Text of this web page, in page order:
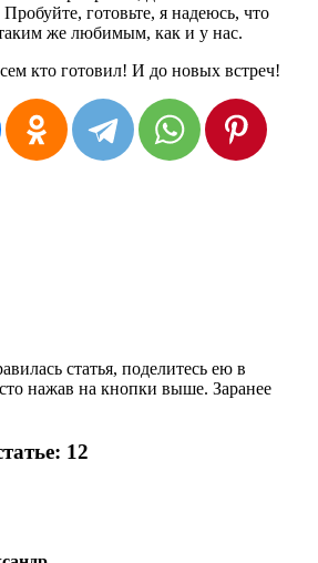
готовьте, я надеюсь, что
же любимым, как и у нас.
кто готовил! И до новых встреч!
статья, поделитесь ею в
нажав на кнопки выше. Заранее
12